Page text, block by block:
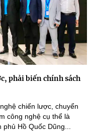
phải biến chính sách
chiến lược, chuyển
công nghệ cụ thể là
Hồ Quốc Dũng...